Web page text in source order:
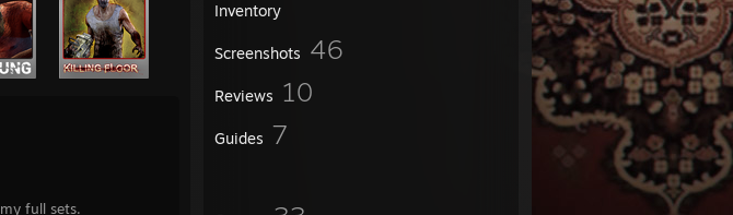
Inventory
Screenshots 46
Reviews 10
Guides 7
full sets.